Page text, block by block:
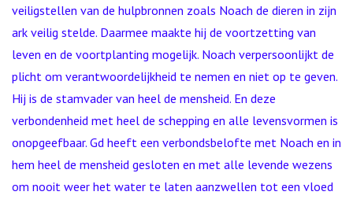
veiligstellen van de hulpbronnen zoals Noach de dieren in zijn
ark veilig stelde. Daarmee maakte hij de voortzetting van
leven en de voortplanting mogelijk. Noach verpersoonlijkt de
plicht om verantwoordelijkheid te nemen en niet op te geven.
Hij is de stamvader van heel de mensheid. En deze
verbondenheid met heel de schepping en alle levensvormen is
onopgeefbaar. Gd heeft een verbondsbelofte met Noach en in
hem heel de mensheid gesloten en met alle levende wezens
om nooit weer het water te laten aanzwellen tot een vloed